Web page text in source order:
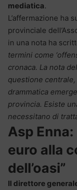
mediatica.
L’affermazione ha
provinciale
in una nota ha
termini come
cronaca. La nota
questione
drammatica
provincia. Esiste
necessitano di
Asp
euro alla
dell’oasi”
Il direttore